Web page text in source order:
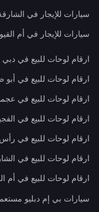
سيارات للإيجار في
سيارات للإيجار في أم
ارقام لوحات للبيع في دبي
ارقام لوحات للبيع في أبو
ارقام لوحات للبيع في
ارقام لوحات للبيع في
ارقام لوحات للبيع في
ارقام لوحات للبيع في
ارقام لوحات للبيع في أم
سيارات بي إم دبليو